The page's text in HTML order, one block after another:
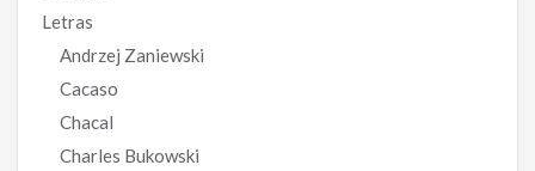
Letras
Andrzej Zaniewski
Cacaso
Chacal
Charles Bukowski